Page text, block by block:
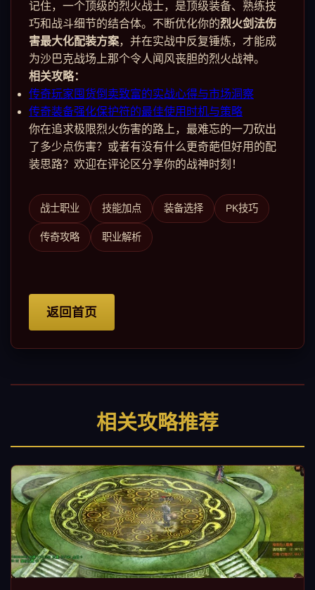
记住，一个顶级的烈火战士，是顶级装备、熟练技
巧和战斗细节的结合体。不断优化你的烈火剑法伤
害最大化配装方案，并在实战中反复锤炼，才能成
为沙巴克战场上那个令人闻风丧胆的烈火战神。
相关攻略：
传奇玩家囤货倒卖致富的实战心得与市场洞察
传奇装备强化保护符的最佳使用时机与策略
你在追求极限烈火伤害的路上，最难忘的一刀砍出
了多少点伤害？或者有没有什么更奇葩但好用的配
装思路？欢迎在评论区分享你的战神时刻！
战士职业 技能加点 装备选择 PK技巧
传奇攻略 职业解析
返回首页
相关攻略推荐